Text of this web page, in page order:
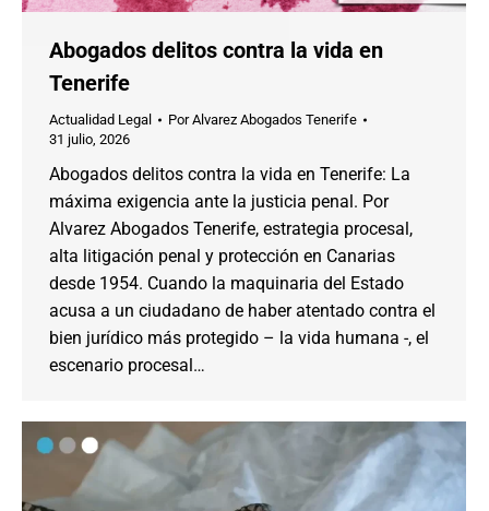
Abogados delitos contra la vida en
Tenerife
Actualidad Legal PorAlvarez Abogados Tenerife
31 julio, 2026
Abogados delitos contra la vida en Tenerife: La
máxima exigencia ante la justicia penal. Por
Alvarez Abogados Tenerife, estrategia procesal,
alta litigación penal y protección en Canarias
desde 1954. Cuando la maquinaria del Estado
acusa a un ciudadano de haber atentado contra el
bien jurídico más protegido – la vida humana -, el
escenario procesal…